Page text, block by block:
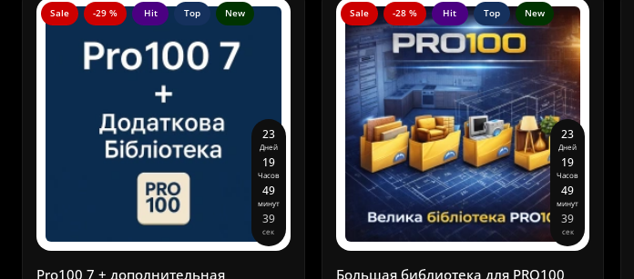
Sale -29 % Hit Top New
23
Дней
19
Часов
49
минут
38
сек
Pro100 7 + дополнительная
Sale -28 % Hit Top New
23
Дней
19
Часов
49
минут
38
сек
Большая библиотека для PRO100